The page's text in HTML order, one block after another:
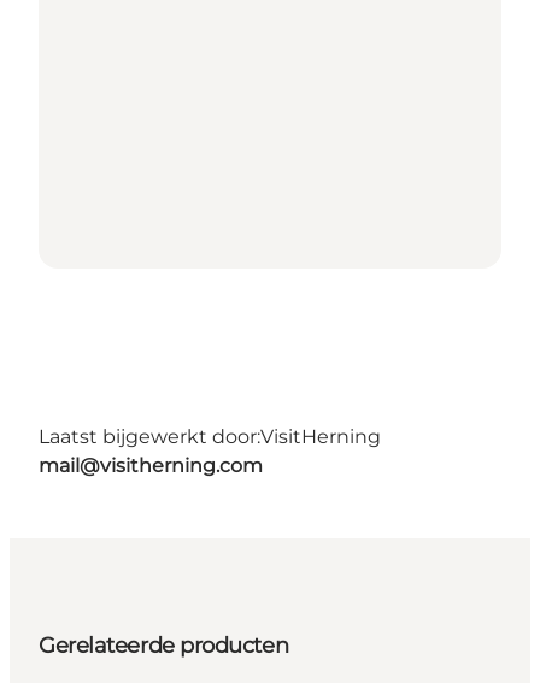
Laatst bijgewerkt door:VisitHerning
mail@visitherning.com
Gerelateerde producten